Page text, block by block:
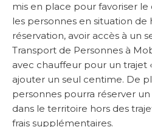
mis en place pour favoriser
les personnes en situation
réservation, avoir accès à un
Transport de Personnes à
avec chauffeur pour un trajet
ajouter un seul centime. De
personnes pourra réserver
dans le territoire hors des
frais supplémentaires.